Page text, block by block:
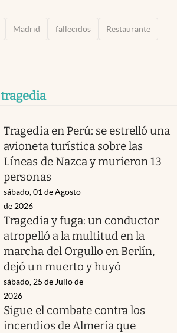
Madrid fallecidos Restaurante
tragedia
Tragedia en Perú: se estrelló una
avioneta turística sobre las
Líneas de Nazca y murieron 13
personas
sábado, 01 de Agosto
de 2026
Tragedia y fuga: un conductor
atropelló a la multitud en la
marcha del Orgullo en Berlín,
dejó un muerto y huyó
sábado, 25 de Julio de
2026
Sigue el combate contra los
incendios de Almería que